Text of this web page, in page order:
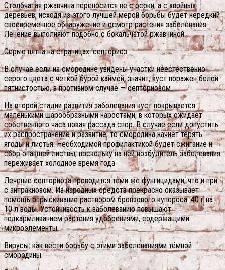
Столбчатая ржавчина переносится не с осоки, а с хвойных
деревьев, исходя из этого лучшей мерой борьбы будет нередкий
своевременное обнаружение и осмотр растения заболевания.
Лечение выполняют подобно с бокальчатой ржавчиной.
Серые пятна на страницах: септориоз
В случае если на смородине увидены участки неестественно-
серого цвета с четкой бурой каймой, значит, куст поражен белой
пятнистостью, в противном случае — септориозом.
На второй стадии развития заболевания куст покрывается
маленькими шарообразными наростами, в которых ожидает
собственного часа новая рассада спор. В случае если допустить
их распространение и развитие, то смородина начнет терять
ягоды и листья. Необходимой профилактикой будет сжигание и
сбор опавшей листвы, поскольку на ней возбудитель заболевания
переживает холодное время года.
Лечение септориоза проводится теми же фунгицидами, что и при
с антракнозом. Из народных средств прекрасно оказывает
помощь опрыскивание раствором бронзового купороса: 40 г на
10 л воды. Устойчивость к заболеванию повышают
подкармливанием растения удобрениями, содержащими
микроэлементы.
Вирусы: как вести борьбу с этими заболеваниями тёмной
смородины